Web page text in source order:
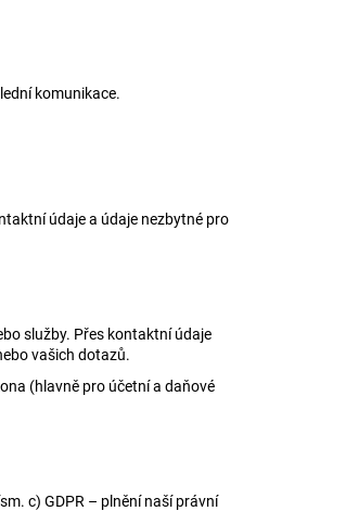
komunikace.
údaje a údaje nezbytné pro
služby. Přes kontaktní údaje
vašich dotazů.
(hlavně pro účetní a daňové
c) GDPR – plnění naší právní